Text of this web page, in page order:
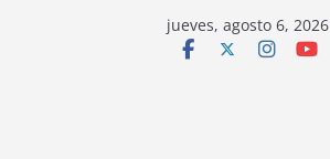
jueves, agosto 6, 2026